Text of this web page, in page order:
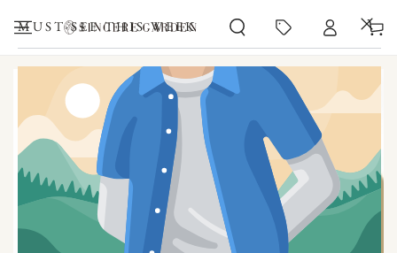
プする
MUST-SEE THIS WEEK
ー
ト
商品の情報にスキップする